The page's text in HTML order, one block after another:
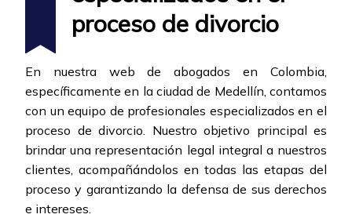
proceso de divorcio
En nuestra web de abogados en Colombia,
específicamente en la ciudad de Medellín, contamos
con un equipo de profesionales especializados en el
proceso de divorcio. Nuestro objetivo principal es
brindar una representación legal integral a nuestros
clientes, acompañándolos en todas las etapas del
proceso y garantizando la defensa de sus derechos
e intereses.